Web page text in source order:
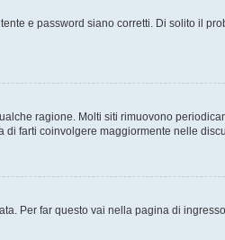
e password siano corretti. Di solito il
ragione. Molti siti rimuovono
farti coinvolgere maggiormente nelle
Per far questo vai nella pagina di